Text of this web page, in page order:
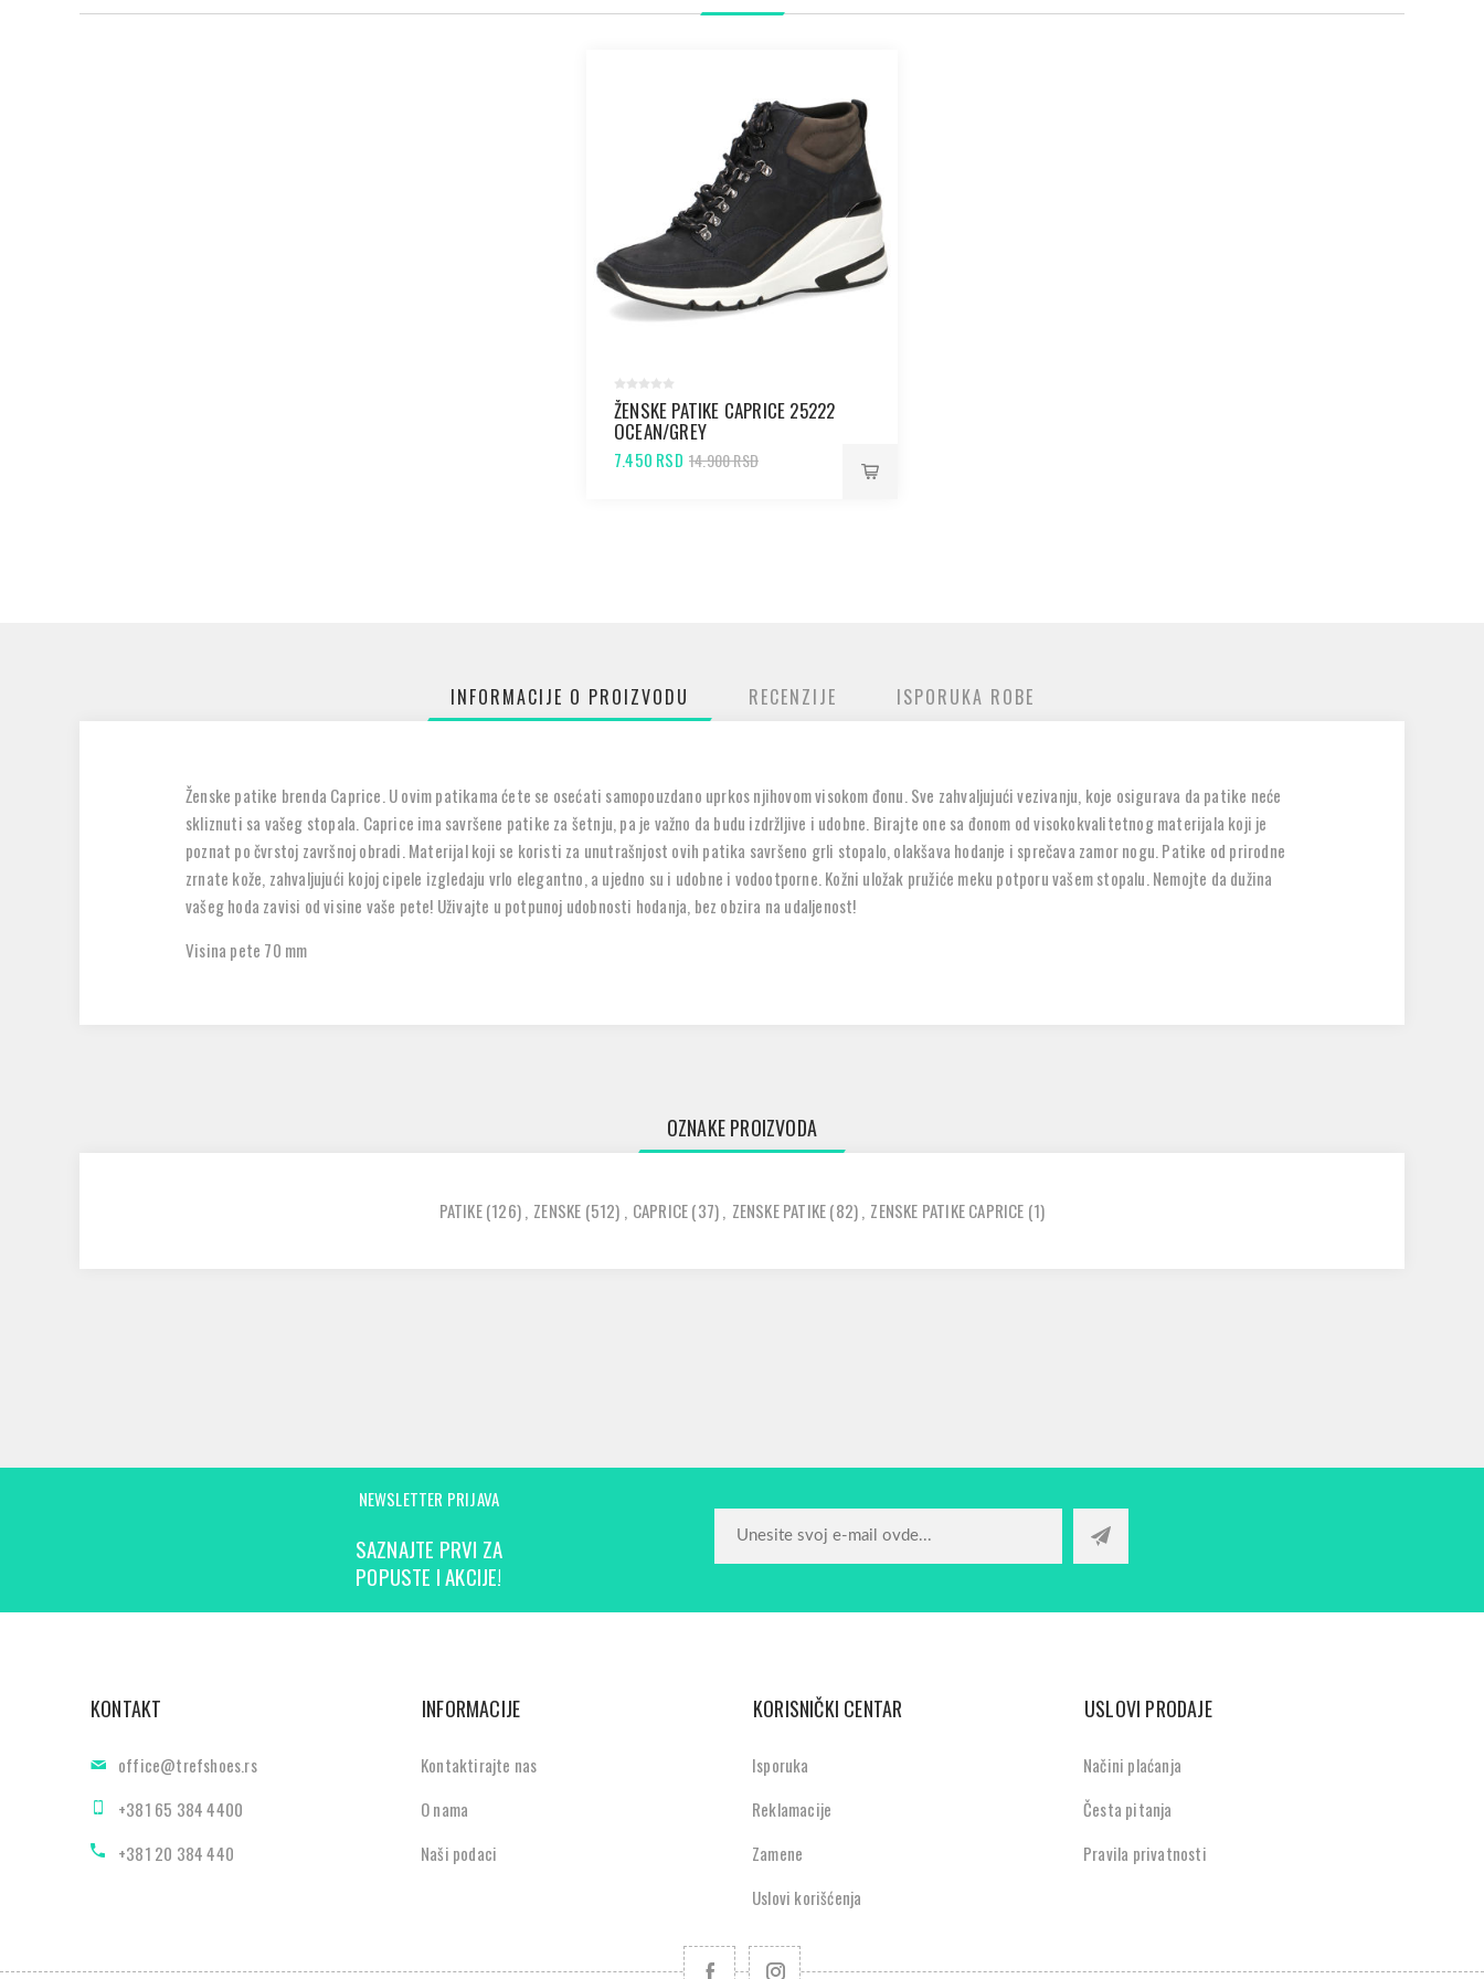
ŽENSKE PATIKE CAPRICE 25222
OCEAN/GREY
7.450 RSD 14.900 RSD
INFORMACIJE O PROIZVODU RECENZIJE ISPORUKA ROBE
Ženske patike brenda Caprice. U ovim patikama ćete se osećati samopouzdano uprkos njihovom visokom đonu. Sve zahvaljujući vezivanju, koje osigurava da patike neće
skliznuti sa vašeg stopala. Caprice ima savršene patike za šetnju, pa je važno da budu izdržljive i udobne. Birajte one sa đonom od visokokvalitetnog materijala koji je
poznat po čvrstoj završnoj obradi. Materijal koji se koristi za unutrašnjost ovih patika savršeno grli stopalo, olakšava hodanje i sprečava zamor nogu. Patike od prirodne
zrnate kože, zahvaljujući kojoj cipele izgledaju vrlo elegantno, a ujedno su i udobne i vodootporne. Kožni uložak pružiće meku potporu vašem stopalu. Nemojte da dužina
vašeg hoda zavisi od visine vaše pete! Uživajte u potpunoj udobnosti hodanja, bez obzira na udaljenost!
Visina pete 70 mm
OZNAKE PROIZVODA
PATIKE(126), ZENSKE (512) , CAPRICE(37), ZENSKE PATIKE(82), ZENSKE PATIKE CAPRICE (1)
NEWSLETTER PRIJAVA
SAZNAJTE PRVI ZA
POPUSTE I AKCIJE!
KONTAKT
office@trefshoes.rs
+381 65 384 4400
+381 20 384 440
INFORMACIJE
Kontaktirajte nas
O nama
Naši podaci
KORISNIČKI CENTAR
Isporuka
Reklamacije
Zamene
Uslovi korišćenja
USLOVI PRODAJE
Načini plaćanja
Česta pitanja
Pravila privatnosti